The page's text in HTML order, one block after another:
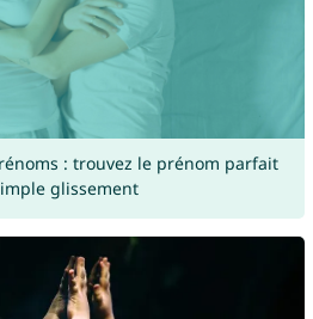
: trouvez le prénom parfait
glissement